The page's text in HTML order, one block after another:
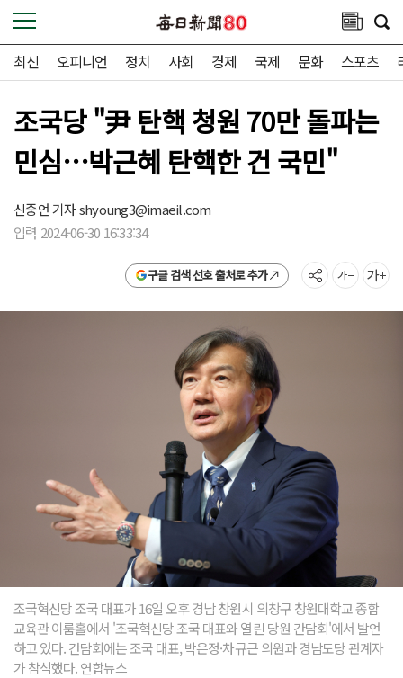
최신 오피니언 정치 사회 경제 국제 문화 스포츠
조국당 "尹 탄핵 청원 70만 돌파는
민심…박근혜 탄핵한 건 국민"
신중언 기자shyoung3@imaeil.com
입력 2024-06-30 16:33:34
구글 검색 선호 출처로 추가
조국혁신당 조국 대표가 16일 오후 경남 창원시 의창구 창원대학교 종합
교육관 이룸홀에서 '조국혁신당 조국 대표와 열린 당원 간담회'에서 발언
하고 있다. 간담회에는 조국 대표, 박은정·차규근 의원과 경남도당 관계자
가 참석했다. 연합뉴스